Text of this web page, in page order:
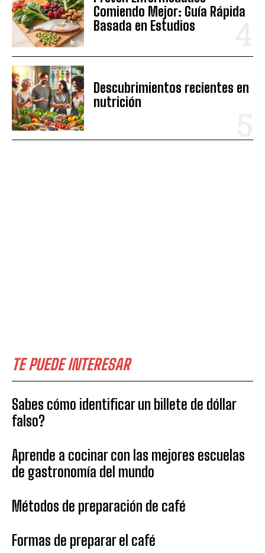
Comiendo Mejor: Guía Rápida
Basada en Estudios
Descubrimientos recientes en
nutrición
TE PUEDE INTERESAR
Sabes cómo identificar un billete de dóllar
falso?
Aprende a cocinar con las mejores escuelas
de gastronomía del mundo
Métodos de preparación de café
Formas de preparar el café